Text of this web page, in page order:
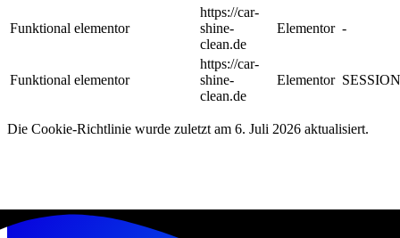
Funktional elementor
https://car-
shine-
clean.de
Elementor -
Funktional elementor
https://car-
shine-
clean.de
Elementor SESSION
Die Cookie-Richtlinie wurde zuletzt am 6. Juli 2026 aktualisiert.